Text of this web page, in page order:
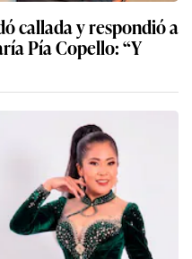
callada y respondió a
Pía Copello: “Y